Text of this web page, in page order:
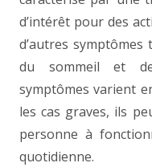
d’intérêt pour des
d’autres
du sommeil et
symptômes varient
les cas graves, ils
personne à
quotidienne.